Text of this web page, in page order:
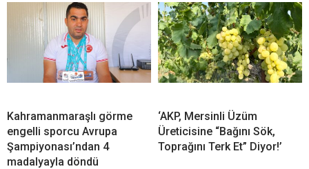
Kahramanmaraşlı görme
engelli sporcu Avrupa
Şampiyonası’ndan 4
madalyayla döndü
‘AKP, Mersinli Üzüm
Üreticisine “Bağını Sök,
Toprağını Terk Et” Diyor!’